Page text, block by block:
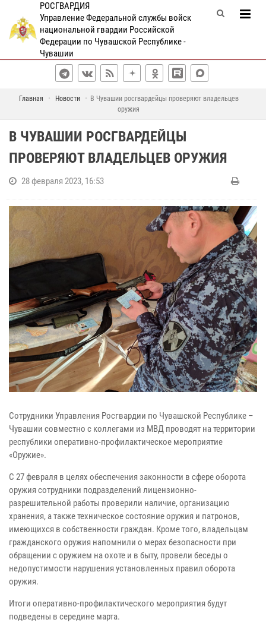
РОСГВАРДИЯ
Управление Федеральной службы войск
национальной гвардии Российской
Федерации по Чувашской Республике -
Чувашии
Главная Новости
В Чувашии росгвардейцы проверяют владельцев
оружия
В ЧУВАШИИ РОСГВАРДЕЙЦЫ
ПРОВЕРЯЮТ ВЛАДЕЛЬЦЕВ ОРУЖИЯ
28 февраля 2023, 16:53
Сотрудники Управления Росгвардии по Чувашской Республике –
Чувашии совместно с коллегами из МВД проводят на территории
республики оперативно-профилактическое мероприятие
«Оружие».
С 27 февраля в целях обеспечения законности в сфере оборота
оружия сотрудники подразделений лицензионно-
разрешительной работы проверили наличие, организацию
хранения, а также техническое состояние оружия и патронов,
имеющихся в собственности граждан. Кроме того, владельцам
гражданского оружия напомнили о мерах безопасности при
обращении с оружием на охоте и в быту, провели беседы о
недопустимости нарушения установленных правил оборота
оружия.
Итоги оперативно-профилактического мероприятия будут
подведены в середине марта.